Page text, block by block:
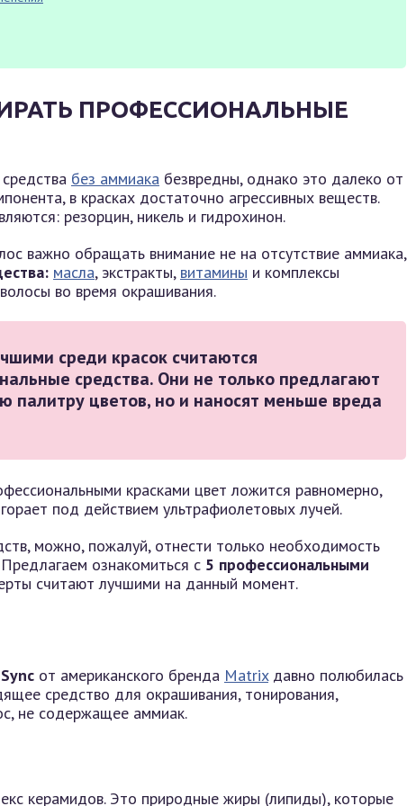
ПРОФЕССИОНАЛЬНЫЕ
без аммиака безвредны, однако это далеко от
в красках достаточно агрессивных веществ.
резорцин, никель и гидрохинон.
важно обращать внимание не на отсутствие аммиака,
масла, экстракты, витамины и комплексы
во время окрашивания.
среди красок считаются
средства. Они не только предлагают
палитру цветов, но и наносят меньше вреда
красками цвет ложится равномерно,
под действием ультрафиолетовых лучей.
можно, пожалуй, отнести только необходимость
ознакомиться с 5 профессиональными
считают лучшими на данный момент.
от американского бренда Matrixдавно полюбилась
средство для окрашивания, тонирования,
не содержащее аммиак.
керамидов. Это природные жиры (липиды), которые